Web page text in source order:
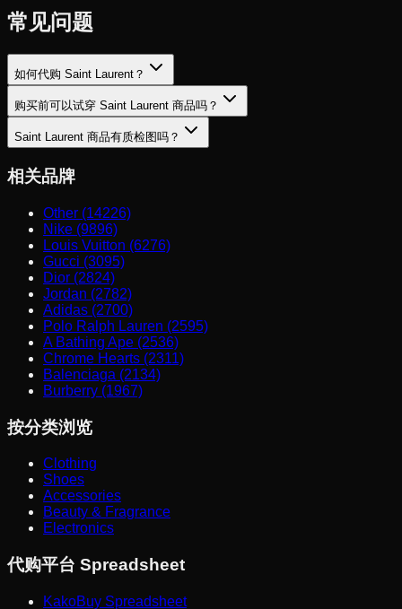
常见问题
如何代购 Saint Laurent？
购买前可以试穿 Saint Laurent 商品吗？
Saint Laurent 商品有质检图吗？
相关品牌
Other (14226)
Nike (9896)
Louis Vuitton (6276)
Gucci (3095)
Dior (2824)
Jordan (2782)
Adidas (2700)
Polo Ralph Lauren (2595)
A Bathing Ape (2536)
Chrome Hearts (2311)
Balenciaga (2134)
Burberry (1967)
按分类浏览
Clothing
Shoes
Accessories
Beauty & Fragrance
Electronics
代购平台 Spreadsheet
KakoBuy Spreadsheet